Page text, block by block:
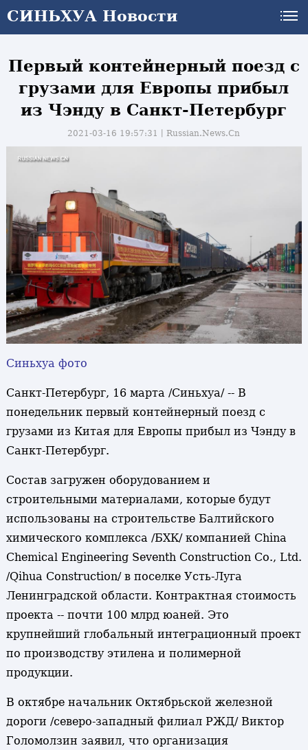
СИНЬХУА Новости
Первый контейнерный поезд с
грузами для Европы прибыл
из Чэнду в Санкт-Петербург
2021-03-16 19:57:31丨Russian.News.Cn
Синьхуа фото
Санкт-Петербург, 16 марта /Синьхуа/ -- В
понедельник первый контейнерный поезд с
грузами из Китая для Европы прибыл из Чэнду в
Санкт-Петербург.
Состав загружен оборудованием и
строительными материалами, которые будут
использованы на строительстве Балтийского
химического комплекса /БХК/ компанией China
Chemical Engineering Seventh Construction Co., Ltd.
/Qihua Construction/ в поселке Усть-Луга
Ленинградской области. Контрактная стоимость
проекта -- почти 100 млрд юаней. Это
крупнейший глобальный интеграционный проект
по производству этилена и полимерной
продукции.
В октябре начальник Октябрьской железной
дороги /северо-западный филиал РЖД/ Виктор
Голомолзин заявил, что организация